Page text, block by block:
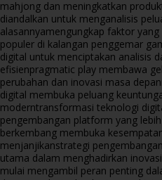
mahjong dan meningkatkan
diandalkan untuk menganalisis
alasannyamengungkap faktor
populer di kalangan penggemar
digital untuk menciptakan analisis
efisienpragmatic play membawa
perubahan dan inovasi masa depan
digital membuka peluang
moderntransformasi teknologi
pengembangan platform yang
berkembang membuka
menjanjikanstrategi
utama dalam menghadirkan
mulai mengambil peran penting